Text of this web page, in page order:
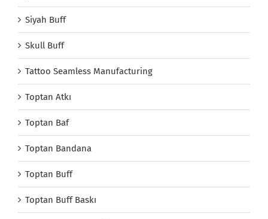
Siyah Buff
Skull Buff
Tattoo Seamless Manufacturing
Toptan Atkı
Toptan Baf
Toptan Bandana
Toptan Buff
Toptan Buff Baskı